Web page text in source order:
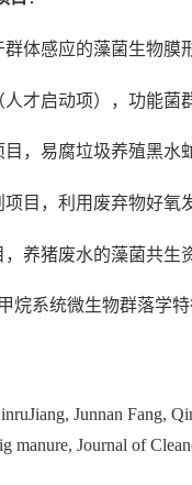
体感应的藻菌生物膜
才启动项），功能菌
，易腐垃圾养殖黑水
目，利用废弃物好氧
养猪废水的藻菌共生
烷系统微生物群落学
Junnan Fang,
manure, Journal of